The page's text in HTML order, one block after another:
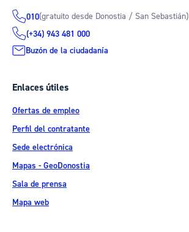
010(gratuito desde Donostia / San Sebastián)
(+34) 943 481 000
Buzón de la ciudadanía
Enlaces útiles
Ofertas de empleo
Perfil del contratante
Sede electrónica
Mapas - GeoDonostia
Sala de prensa
Mapa web